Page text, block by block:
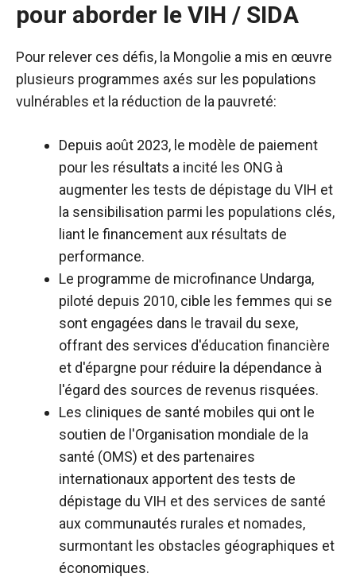
pour aborder le VIH / SIDA
Pour relever ces défis, la Mongolie a mis en œuvre
plusieurs programmes axés sur les populations
vulnérables et la réduction de la pauvreté:
Depuis août 2023, le modèle de paiement
pour les résultats a incité les ONG à
augmenter les tests de dépistage du VIH et
la sensibilisation parmi les populations clés,
liant le financement aux résultats de
performance.
Le programme de microfinance Undarga,
piloté depuis 2010, cible les femmes qui se
sont engagées dans le travail du sexe,
offrant des services d'éducation financière
et d'épargne pour réduire la dépendance à
l'égard des sources de revenus risquées.
Les cliniques de santé mobiles qui ont le
soutien de l'Organisation mondiale de la
santé (OMS) et des partenaires
internationaux apportent des tests de
dépistage du VIH et des services de santé
aux communautés rurales et nomades,
surmontant les obstacles géographiques et
économiques.